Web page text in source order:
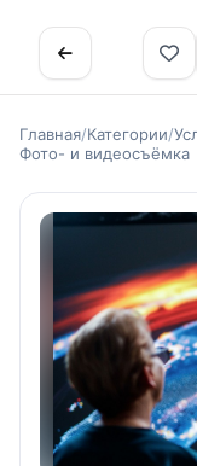
Главная/Категории/
Фото- и видеосъёмка